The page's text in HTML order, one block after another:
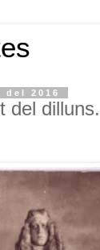
del 2016
del